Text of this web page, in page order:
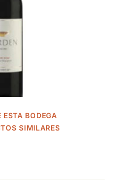
ESTA BODEGA
SIMILARES